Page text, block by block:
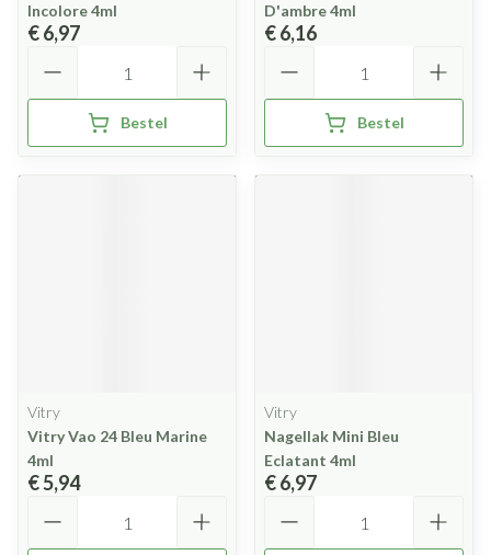
Incolore 4ml
€ 6,97
Bestel
D'ambre 4ml
€ 6,16
Bestel
Vitry
Vitry Vao 24 Bleu Marine
4ml
€ 5,94
Vitry
Nagellak Mini Bleu
Eclatant 4ml
€ 6,97